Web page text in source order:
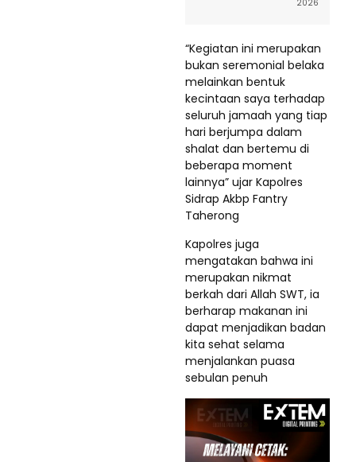
2026
“Kegiatan ini merupakan
bukan seremonial belaka
melainkan bentuk
kecintaan saya terhadap
seluruh jamaah yang tiap
hari berjumpa dalam
shalat dan bertemu di
beberapa moment
lainnya” ujar Kapolres
Sidrap Akbp Fantry
Taherong
Kapolres juga
mengatakan bahwa ini
merupakan nikmat
berkah dari Allah SWT, ia
berharap makanan ini
dapat menjadikan badan
kita sehat selama
menjalankan puasa
sebulan penuh